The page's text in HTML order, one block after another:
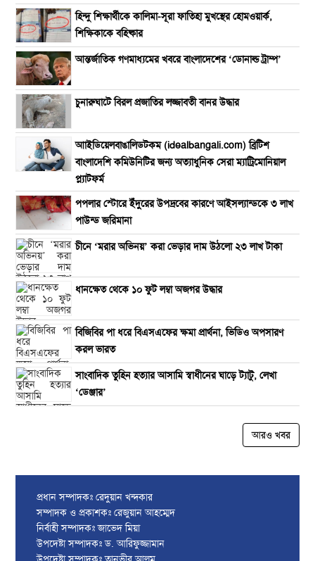
হিন্দু শিক্ষার্থীকে কালিমা-সূরা ফাতিহা মুখস্থের হোমওয়ার্ক,
শিক্ষিকাকে বহিষ্কার
আন্তর্জাতিক গণমাধ্যমের খবরে বাংলাদেশের ‘ডোনাল্ড ট্রাম্প’
চুনারুঘাটে বিরল প্রজাতির লজ্জাবতী বানর উদ্ধার
আাইডিয়েলবাঙালিডটকম (idealbangali.com) ব্রিটিশ
বাংলাদেশি কমিউনিটির জন্য অত্যাধুনিক সেরা ম্যাট্রিমোনিয়াল
প্ল্যাটফর্ম
পপলার স্টোরে ইঁদুরের উপদ্রবের কারণে আইসল্যান্ডকে ৩ লাখ
পাউন্ড জরিমানা
চীনে ‘মরার অভিনয়’ করা ভেড়ার দাম উঠলো ২৩ লাখ টাকা
ধানক্ষেত থেকে ১০ ফুট লম্বা অজগর উদ্ধার
বিজিবির পা ধরে বিএসএফের ক্ষমা প্রার্থনা, ভিডিও অপসারণ
করল ভারত
সাংবাদিক তুহিন হত্যার আসামি স্বাধীনের ঘাড়ে ট্যাটু, লেখা
‘ডেঞ্জার’
আরও খবর
প্রধান সম্পাদকঃ রেদুয়ান খন্দকার
সম্পাদক ও প্রকাশকঃ রেজুয়ান আহম্মেদ
নির্বাহী সম্পাদকঃ জাভেদ মিয়া
উপদেষ্টা সম্পাদকঃ ড. আরিফুজ্জামান